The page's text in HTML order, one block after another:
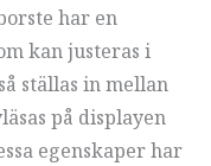
har en
kan justeras i
ställas in mellan
på displayen
egenskaper har